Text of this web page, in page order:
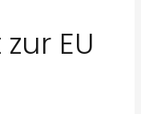
EU